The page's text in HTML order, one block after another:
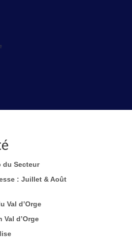
du Secteur
: Juillet & Août
Val d’Orge
Val d’Orge